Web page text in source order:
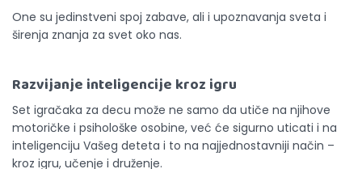
One su jedinstveni spoj zabave, ali i upoznavanja sveta i
širenja znanja za svet oko nas.
Razvijanje inteligencije kroz igru
Set igračaka za decu može ne samo da utiče na njihove
motoričke i psihološke osobine, već će sigurno uticati i na
inteligenciju Vašeg deteta i to na najjednostavniji način –
kroz igru, učenje i druženje.